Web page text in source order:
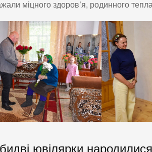
міцного здоров’я, родинного
ювілярки